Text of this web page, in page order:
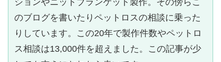
ションやニットブランケット製作。その傍らこ
のブログを書いたりペットロスの相談に乗った
りしています。この20年で製作件数やペットロ
ス相談は13,000件を超えました。この記事が少